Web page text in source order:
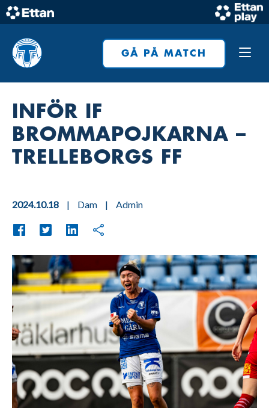
content
Home
GÅ PÅ MATCH
INFÖR IF
BROMMAPOJKARNA –
TRELLEBORGS FF
2024.10.18 | Dam | Admin